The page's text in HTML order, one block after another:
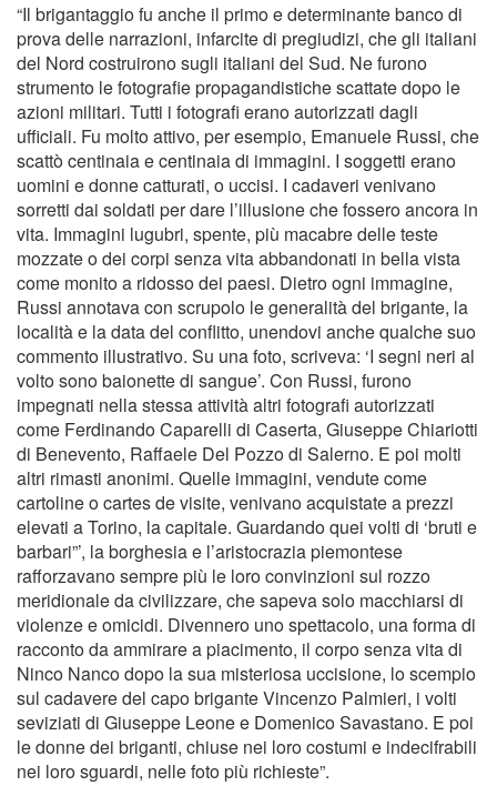
“Il brigantaggio fu anche il primo e determinante banco di
prova delle narrazioni, infarcite di pregiudizi, che gli italiani
del Nord costruirono sugli italiani del Sud. Ne furono
strumento le fotografie propagandistiche scattate dopo le
azioni militari. Tutti i fotografi erano autorizzati dagli
ufficiali. Fu molto attivo, per esempio, Emanuele Russi, che
scattò centinaia e centinaia di immagini. I soggetti erano
uomini e donne catturati, o uccisi. I cadaveri venivano
sorretti dai soldati per dare l’illusione che fossero ancora in
vita. Immagini lugubri, spente, più macabre delle teste
mozzate o dei corpi senza vita abbandonati in bella vista
come monito a ridosso dei paesi. Dietro ogni immagine,
Russi annotava con scrupolo le generalità del brigante, la
località e la data del conflitto, unendovi anche qualche suo
commento illustrativo. Su una foto, scriveva: ‘I segni neri al
volto sono baionette di sangue’. Con Russi, furono
impegnati nella stessa attività altri fotografi autorizzati
come Ferdinando Caparelli di Caserta, Giuseppe Chiariotti
di Benevento, Raffaele Del Pozzo di Salerno. E poi molti
altri rimasti anonimi. Quelle immagini, vendute come
cartoline o cartes de visite, venivano acquistate a prezzi
elevati a Torino, la capitale. Guardando quei volti di ‘bruti e
barbari”’, la borghesia e l’aristocrazia piemontese
rafforzavano sempre più le loro convinzioni sul rozzo
meridionale da civilizzare, che sapeva solo macchiarsi di
violenze e omicidi. Divennero uno spettacolo, una forma di
racconto da ammirare a piacimento, il corpo senza vita di
Ninco Nanco dopo la sua misteriosa uccisione, lo scempio
sul cadavere del capo brigante Vincenzo Palmieri, i volti
seviziati di Giuseppe Leone e Domenico Savastano. E poi
le donne dei briganti, chiuse nei loro costumi e indecifrabili
nei loro sguardi, nelle foto più richieste”.